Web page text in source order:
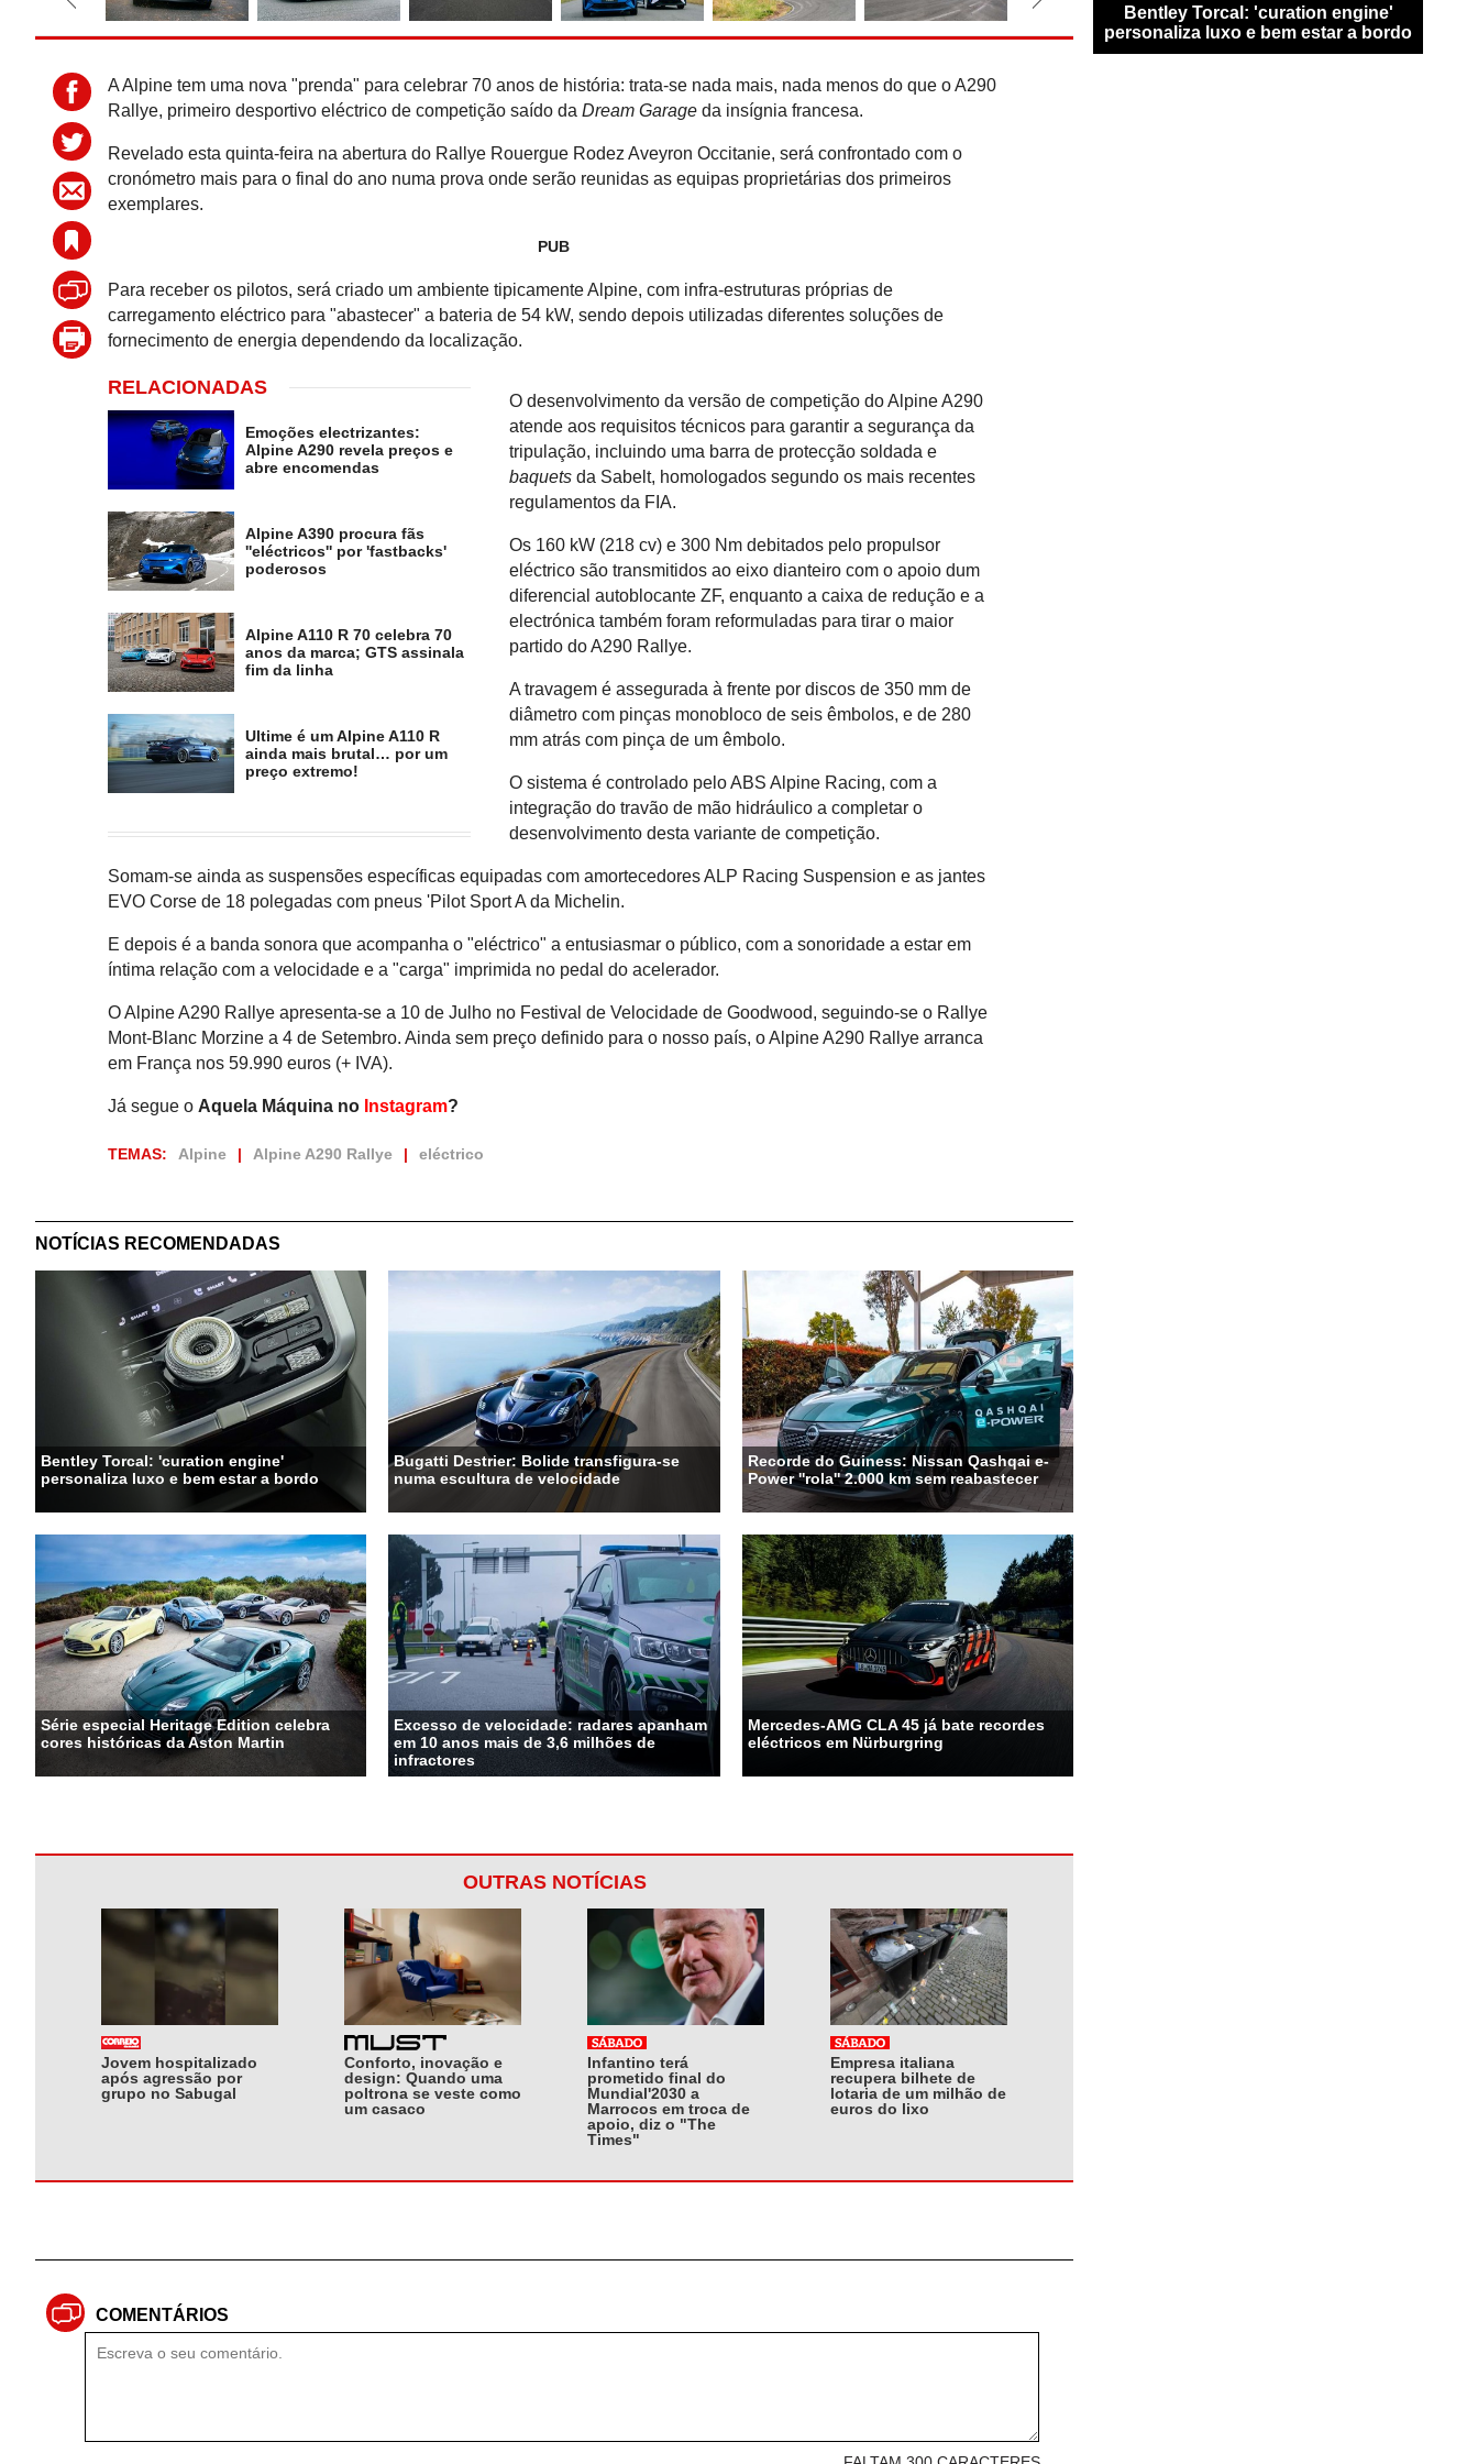
A Alpine tem uma nova "prenda" para celebrar 70 anos de história: trata-se nada mais, nada menos do que o A290
Rallye, primeiro desportivo eléctrico de competição saído daDream Garage da insígnia francesa.
Revelado esta quinta-feira na abertura do Rallye Rouergue Rodez Aveyron Occitanie, será confrontado com o
cronómetro mais para o final do ano numa prova onde serão reunidas as equipas proprietárias dos primeiros
exemplares.
PUB
Para receber os pilotos, será criado um ambiente tipicamente Alpine, com infra-estruturas próprias de
carregamento eléctrico para "abastecer" a bateria de 54 kW, sendo depois utilizadas diferentes soluções de
fornecimento de energia dependendo da localização.
RELACIONADAS
Emoções electrizantes:
Alpine A290 revela preços e
abre encomendas
Alpine A390 procura fãs
''eléctricos'' por 'fastbacks'
poderosos
Alpine A110 R 70 celebra 70
anos da marca; GTS assinala
fim da linha
Ultime é um Alpine A110 R
ainda mais brutal… por um
preço extremo!
O desenvolvimento da versão de competição do Alpine A290
atende aos requisitos técnicos para garantir a segurança da
tripulação, incluindo uma barra de protecção soldada e
baquets da Sabelt, homologados segundo os mais recentes
regulamentos da FIA.
Os 160 kW (218 cv) e 300 Nm debitados pelo propulsor
eléctrico são transmitidos ao eixo dianteiro com o apoio dum
diferencial autoblocante ZF, enquanto a caixa de redução e a
electrónica também foram reformuladas para tirar o maior
partido do A290 Rallye.
A travagem é assegurada à frente por discos de 350 mm de
diâmetro com pinças monobloco de seis êmbolos, e de 280
mm atrás com pinça de um êmbolo.
O sistema é controlado pelo ABS Alpine Racing, com a
integração do travão de mão hidráulico a completar o
desenvolvimento desta variante de competição.
Somam-se ainda as suspensões específicas equipadas com amortecedores ALP Racing Suspension e as jantes
EVO Corse de 18 polegadas com pneus 'Pilot Sport A da Michelin.
E depois é a banda sonora que acompanha o "eléctrico" a entusiasmar o público, com a sonoridade a estar em
íntima relação com a velocidade e a "carga" imprimida no pedal do acelerador.
O Alpine A290 Rallye apresenta-se a 10 de Julho no Festival de Velocidade de Goodwood, seguindo-se o Rallye
Mont-Blanc Morzine a 4 de Setembro. Ainda sem preço definido para o nosso país, o Alpine A290 Rallye arranca
em França nos 59.990 euros (+ IVA).
Já segue o Aquela Máquina no Instagram?
TEMAS: Alpine Alpine A290 Rallye eléctrico
NOTÍCIAS RECOMENDADAS
Bentley Torcal: 'curation engine'
personaliza luxo e bem estar a bordo
Bugatti Destrier: Bolide transfigura-se
numa escultura de velocidade
Recorde do Guiness: Nissan Qashqai e-
Power ''rola'' 2.000 km sem reabastecer
Série especial Heritage Edition celebra
cores históricas da Aston Martin
Excesso de velocidade: radares apanham
em 10 anos mais de 3,6 milhões de
infractores
Mercedes-AMG CLA 45 já bate recordes
eléctricos em Nürburgring
OUTRAS NOTÍCIAS
Jovem hospitalizado
após agressão por
grupo no Sabugal
Conforto, inovação e
design: Quando uma
poltrona se veste como
um casaco
Infantino terá
prometido final do
Mundial'2030 a
Marrocos em troca de
apoio, diz o "The
Times"
Empresa italiana
recupera bilhete de
lotaria de um milhão de
euros do lixo
COMENTÁRIOS
Recorde do Guiness: Nissan Qashqai
e-Power ''rola'' 2.000 km sem
Bentley Torcal: 'curation engine'
personaliza luxo e bem estar a bordo